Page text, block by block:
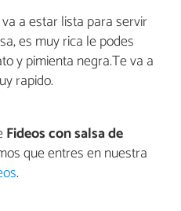
a estar lista para servir
es muy rica le podes
y pimienta negra.Te va a
rapido.
Fideos con salsa de
que entres en nuestra
.